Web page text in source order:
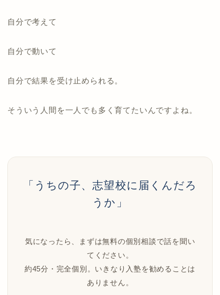
自分で考えて
自分で動いて
自分で結果を受け止められる。
そういう人間を一人でも多く育てたいんですよね。
「うちの子、志望校に届くんだろ
うか」
気になったら、まずは無料の個別相談で話を聞い
てください。
約45分・完全個別。いきなり入塾を勧めることは
ありません。